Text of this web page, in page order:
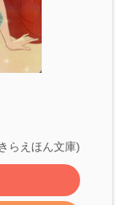
らえほん文庫)